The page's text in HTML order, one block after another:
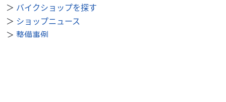
＞ バイクショップを探す
＞ ショップニュース
＞ 整備事例